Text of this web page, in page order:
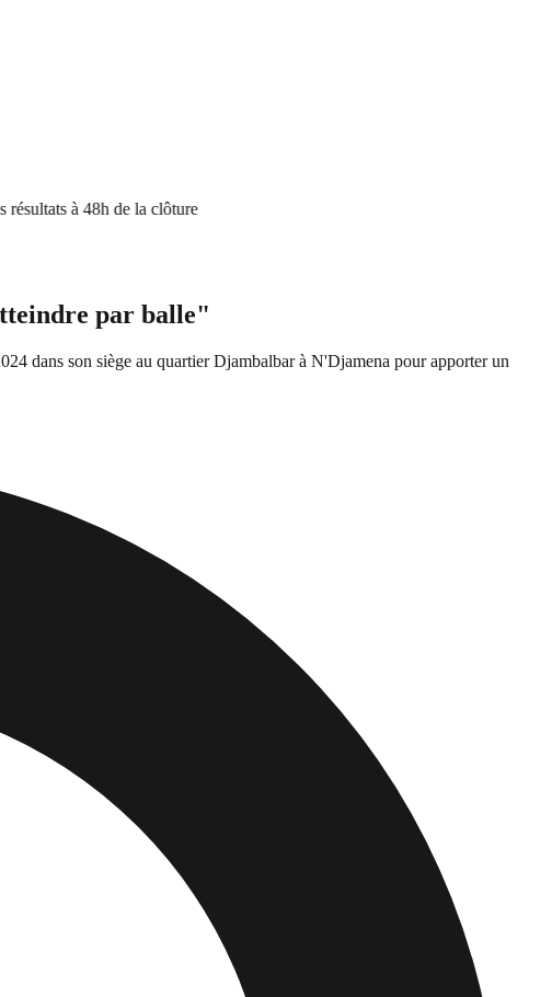
à 48h de la clôture
par balle"
dans son siège au quartier Djambalbar à N'Djamena pour apporter un